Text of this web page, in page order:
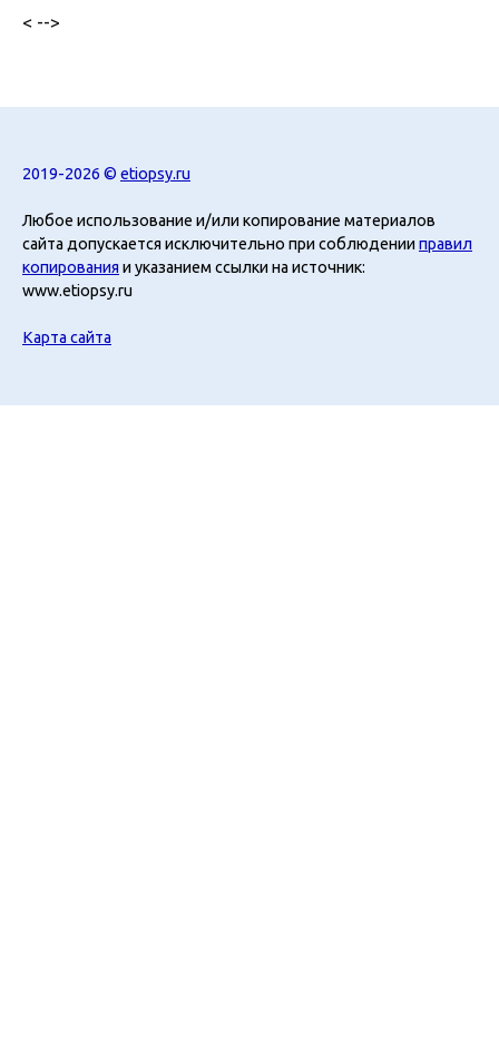
< -->
2019-2026 © etiopsy.ru
Любое использование и/или копирование материалов
сайта допускается исключительно при соблюденииправил
копирования и указанием ссылки на источник:
www.etiopsy.ru
Карта сайта